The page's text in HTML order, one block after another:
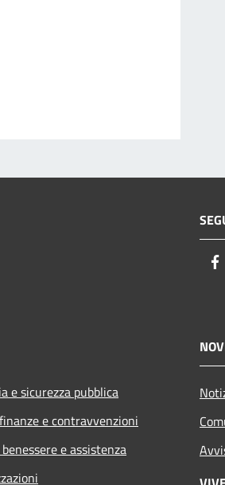
e sicurezza pubblica
e contravvenzioni
e assistenza